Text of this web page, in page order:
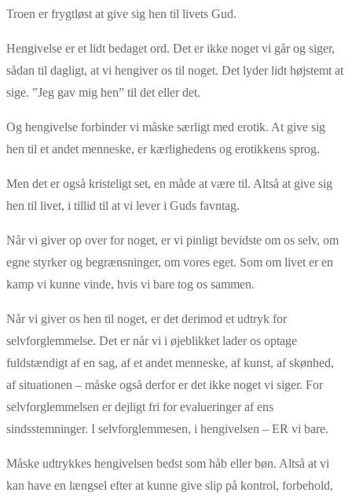
Troen er frygtløst at give sig hen til livets Gud.
Hengivelse er et lidt bedaget ord. Det er ikke noget vi går og siger,
sådan til dagligt, at vi hengiver os til noget. Det lyder lidt højstemt at
sige. ”Jeg gav mig hen” til det eller det.
Og hengivelse forbinder vi måske særligt med erotik. At give sig
hen til et andet menneske, er kærlighedens og erotikkens sprog.
Men det er også kristeligt set, en måde at være til. Altså at give sig
hen til livet, i tillid til at vi lever i Guds favntag.
Når vi giver op over for noget, er vi pinligt bevidste om os selv, om
egne styrker og begrænsninger, om vores eget. Som om livet er en
kamp vi kunne vinde, hvis vi bare tog os sammen.
Når vi giver os hen til noget, er det derimod et udtryk for
selvforglemmelse. Det er når vi i øjeblikket lader os optage
fuldstændigt af en sag, af et andet menneske, af kunst, af skønhed,
af situationen – måske også derfor er det ikke noget vi siger. For
selvforglemmelsen er dejligt fri for evalueringer af ens
sindsstemninger. I selvforglemmesen, i hengivelsen – ER vi bare.
Måske udtrykkes hengivelsen bedst som håb eller bøn. Altså at vi
kan have en længsel efter at kunne give slip på kontrol, forbehold,